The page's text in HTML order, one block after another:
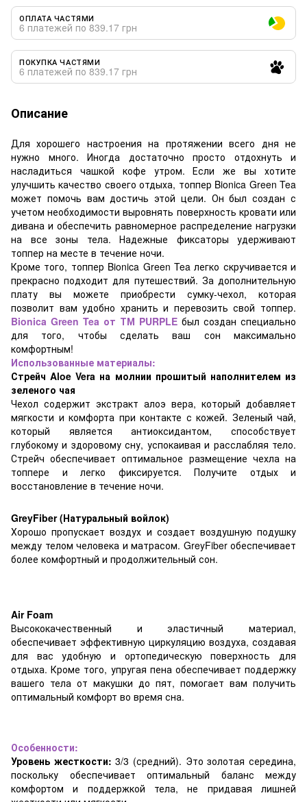
ОПЛАТА ЧАСТЯМИ
6 платежей по 839.17 грн
ПОКУПКА ЧАСТЯМИ
6 платежей по 839.17 грн
Описание
Для хорошего настроения на протяжении всего дня не
нужно много. Иногда достаточно просто отдохнуть и
насладиться чашкой кофе утром. Если же вы хотите
улучшить качество своего отдыха, топпер Bionica Green Tea
может помочь вам достичь этой цели. Он был создан с
учетом необходимости выровнять поверхность кровати или
дивана и обеспечить равномерное распределение нагрузки
на все зоны тела. Надежные фиксаторы удерживают
топпер на месте в течение ночи.
Кроме того, топпер Bionica Green Tea легко скручивается и
прекрасно подходит для путешествий. За дополнительную
плату вы можете приобрести сумку-чехол, которая
позволит вам удобно хранить и перевозить свой топпер.
Bionica Green Tea от ТМ PURPLE был создан специально
для того, чтобы сделать ваш сон максимально
комфортным!
Использованные материалы:
Стрейч Aloe Vera на молнии прошитый наполнителем из
зеленого чая
Чехол содержит экстракт алоэ вера, который добавляет
мягкости и комфорта при контакте с кожей. Зеленый чай,
который является антиоксидантом, способствует
глубокому и здоровому сну, успокаивая и расслабляя тело.
Стрейч обеспечивает оптимальное размещение чехла на
топпере и легко фиксируется. Получите отдых и
восстановление в течение ночи.
GreyFiber (Натуральный войлок)
Хорошо пропускает воздух и создает воздушную подушку
между телом человека и матрасом. GreyFiber обеспечивает
более комфортный и продолжительный сон.
Air Foam
Высококачественный и эластичный материал,
обеспечивает эффективную циркуляцию воздуха, создавая
для вас удобную и ортопедическую поверхность для
отдыха. Кроме того, упругая пена обеспечивает поддержку
вашего тела от макушки до пят, помогает вам получить
оптимальный комфорт во время сна.
Особенности:
Уровень жесткости: 3/3 (средний). Это золотая середина,
поскольку обеспечивает оптимальный баланс между
комфортом и поддержкой тела, не придавая лишней